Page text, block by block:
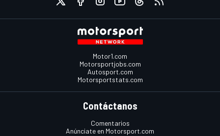
Motor1.com
Motorsportjobs.com
Autosport.com
Motorsportstats.com
Contáctanos
Comentarios
Anúnciate en Motorsport.com